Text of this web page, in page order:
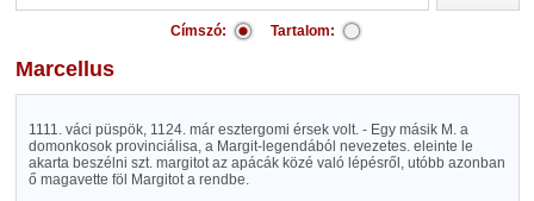
Címszó: Tartalom:
Marcellus
1111. váci püspök, 1124. már esztergomi érsek volt. - Egy másik M. a
domonkosok provinciálisa, a Margit-legendából nevezetes. eleinte le
akarta beszélni szt. margitot az apácák közé való lépésről, utóbb azonban
ő magavette föl Margitot a rendbe.